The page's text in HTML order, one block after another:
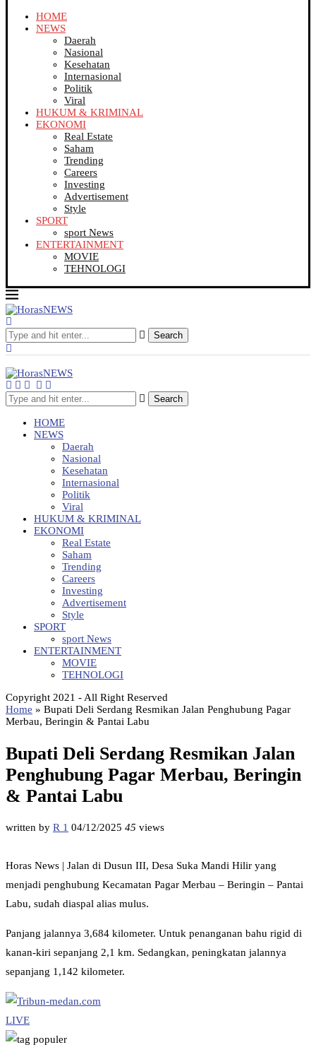
HOME
NEWS
Daerah
Nasional
Kesehatan
Internasional
Politik
Viral
HUKUM & KRIMINAL
EKONOMI
Real Estate
Saham
Trending
Careers
Investing
Advertisement
Style
SPORT
sport News
ENTERTAINMENT
MOVIE
TEHNOLOGI
Search
Search
HOME
NEWS
Daerah
Nasional
Kesehatan
Internasional
Politik
Viral
HUKUM & KRIMINAL
EKONOMI
Real Estate
Saham
Trending
Careers
Investing
Advertisement
Style
SPORT
sport News
ENTERTAINMENT
MOVIE
TEHNOLOGI
Copyright 2021 - All Right Reserved
Home » Bupati Deli Serdang Resmikan Jalan Penghubung Pagar
Merbau, Beringin & Pantai Labu
Bupati Deli Serdang Resmikan Jalan
Penghubung Pagar Merbau, Beringin
& Pantai Labu
written by R 1 04/12/2025 45 views
Horas News | Jalan di Dusun III, Desa Suka Mandi Hilir yang
menjadi penghubung Kecamatan Pagar Merbau – Beringin – Pantai
Labu, sudah diaspal alias mulus.
Panjang jalannya 3,684 kilometer. Untuk penanganan bahu rigid di
kanan-kiri sepanjang 2,1 km. Sedangkan, peningkatan jalannya
sepanjang 1,142 kilometer.
LIVE